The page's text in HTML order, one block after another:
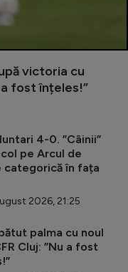
victoria cu
fost înțeles!”
4-0. ”Câinii”
pe Arcul de
în fața
2026, 21:25
palma cu noul
Cluj: ”Nu a fost